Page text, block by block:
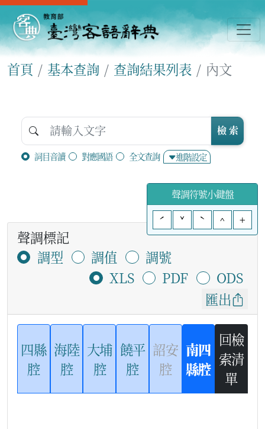
首頁 基本查詢 查詢結果列表 內文
詞目音讀 對應國語 全文查詢 進階設定
檢 索
聲調符號小鍵盤
ˊ
ˇ ˋ ^ +
聲調標記
調型
調值
調號
XLS
PDF
ODS
匯出
四縣
腔
海陸
腔
大埔
腔
饒平
腔
詔安
腔
南四
縣腔
回檢
索清
單